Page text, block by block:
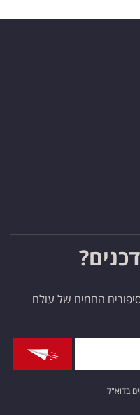
החמים של עולם
בדוא"ל